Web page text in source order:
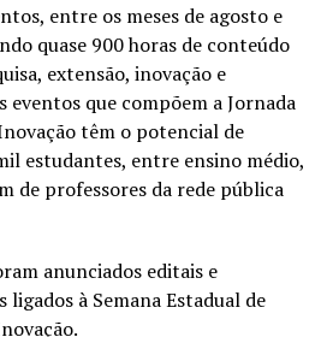
entre os meses de agosto e
quase 900 horas de conteúdo
extensão, inovação e
eventos que compõem a Jornada
têm o potencial de
estudantes, entre ensino médio,
de professores da rede pública
anunciados editais e
à Semana Estadual de